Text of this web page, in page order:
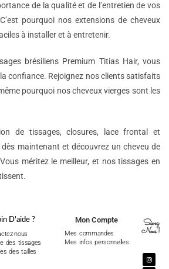
de la qualité et de l’entretien de vos
pourquoi nos extensions de cheveux
à installer et à entretenir.
brésiliens Premium Titias Hair, vous
confiance. Rejoignez nos clients satisfaits
pourquoi nos cheveux vierges sont les
de tissages, closures, lace frontal et
maintenant et découvrez un cheveu de
méritez le meilleur, et nos tissages en
D'aide ?
nous
des tissages
des tailles
Mon Compte
Mes commandes
Mes infos personnelles
Suivez
Nous !